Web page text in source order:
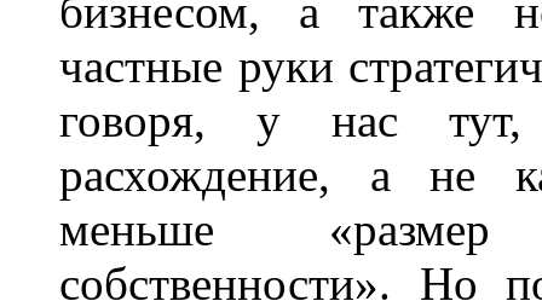
бизнесом, а также
частные руки
говоря, у нас тут,
расхождение, а не
меньше «размер
собственности». Но